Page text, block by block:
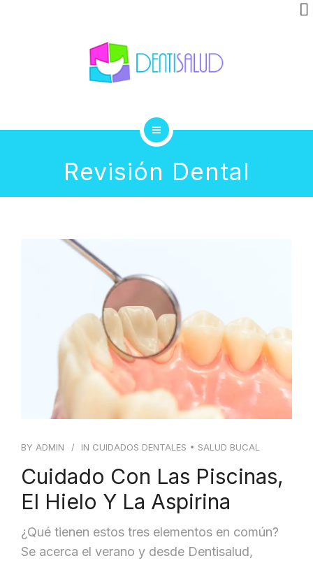
TRATAMIENTOS
CONTACTO
Revisión Dental
BY ADMIN IN CUIDADOS DENTALES • SALUD BUCAL
Cuidado Con Las Piscinas,
El Hielo Y La Aspirina
¿Qué tienen estos tres elementos en común?
Se acerca el verano y desde Dentisalud,